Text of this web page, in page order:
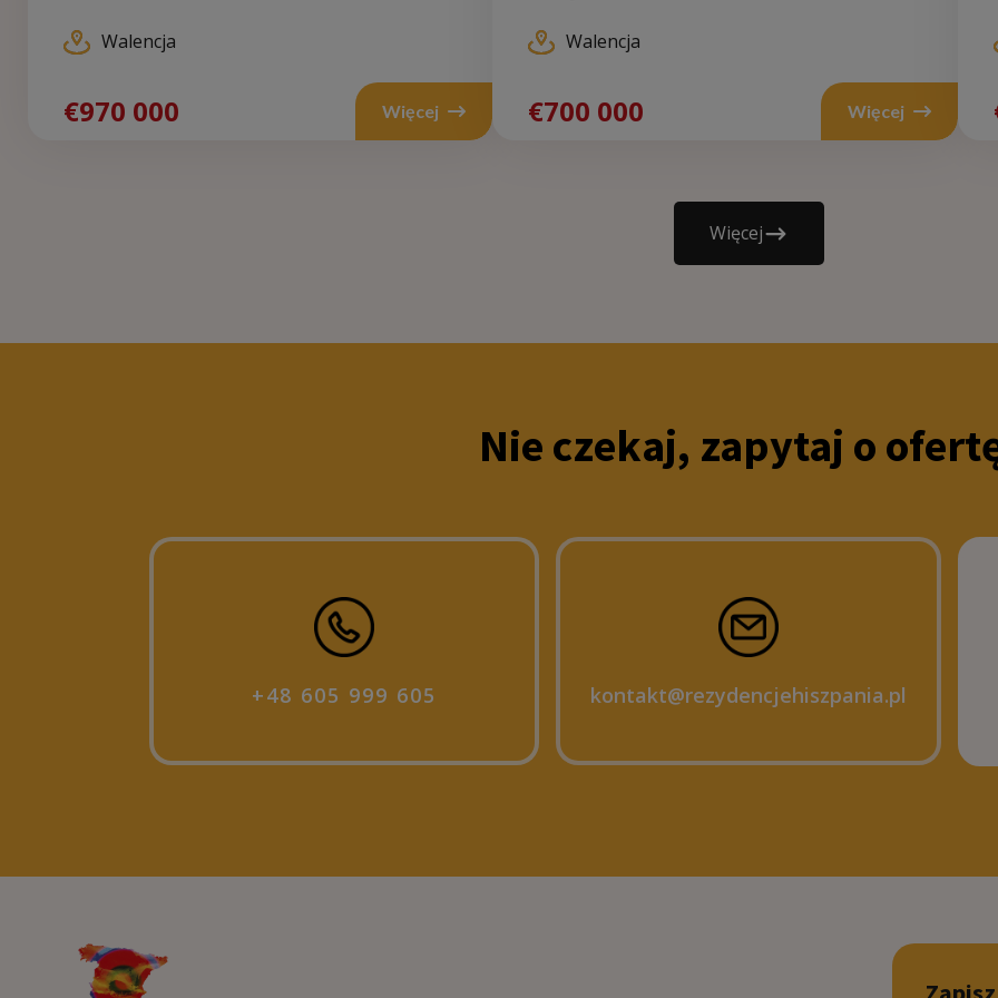
Walencja
€970 000 Więcej
€970
Walencja
€700 000 Więcej
Więcej
Nie czekaj, zapytaj o
+48 605 999 605 kontakt@rezydencjehiszpania.pl